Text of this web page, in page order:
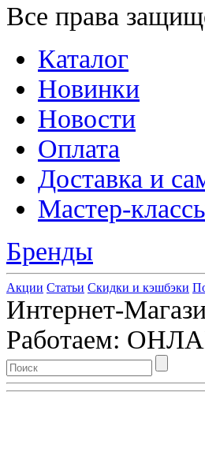
Все права
Каталог
Новинки
Новости
Оплата
Доставка и
Мастер-
Бренды
Акции Статьи Скидки и кэшбэки
Интернет-
Работаем: